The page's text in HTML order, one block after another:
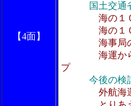
【4面】
国土交通
海の１
海の１０モ
海事局の
海運からの
プ
今後の検
外航海